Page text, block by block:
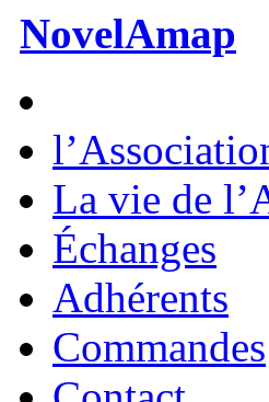
NovelAmap
La vie de
Échanges
Adhérents
Commandes